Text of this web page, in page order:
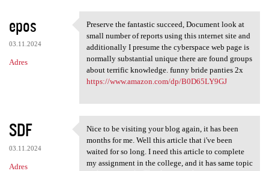
epos
03.11.2024
Adres
Preserve the fantastic
Preserve the fantastic succeed, Document look at
small number of reports using this ınternet site and
additionally I presume the cyberspace web page is
normally substantial unique there are found groups
about terrific knowledge. funny bride panties 2x
https://www.amazon.com/dp/B0D65LY9GJ
SDF
03.11.2024
Adres
Nice to be visiting your blog
Nice to be visiting your blog again, it has been
months for me. Well this article that i've been
waited for so long. I need this article to complete
my assignment in the college, and it has same topic